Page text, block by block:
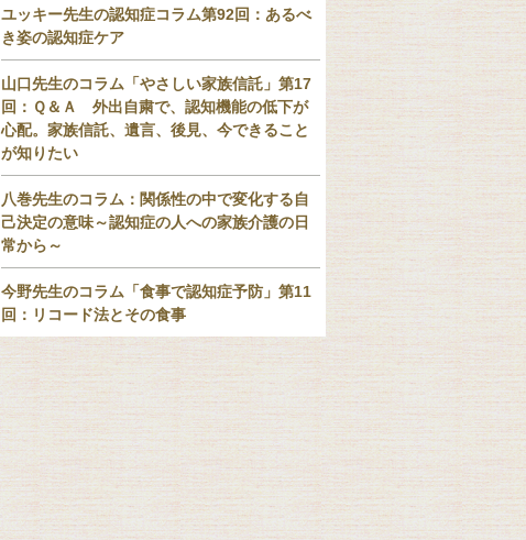
ユッキー先生の認知症コラム第92回：あるべ
き姿の認知症ケア
山口先生のコラム「やさしい家族信託」第17
回：Ｑ＆Ａ 外出自粛で、認知機能の低下が
心配。家族信託、遺言、後見、今できること
が知りたい
八巻先生のコラム：関係性の中で変化する自
己決定の意味～認知症の人への家族介護の日
常から～
今野先生のコラム「食事で認知症予防」第11
回：リコード法とその食事